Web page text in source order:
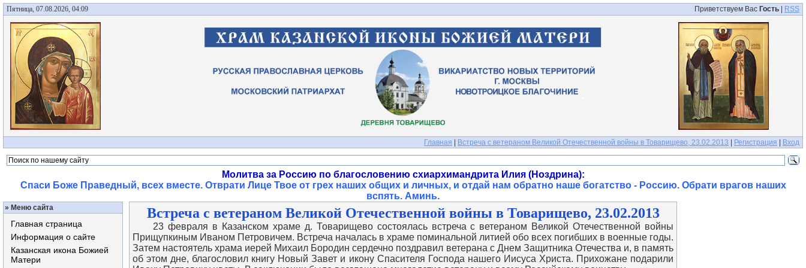
Пятница, 07.08.2026, 04:09 Приветствуем Вас Гость RSS
Главная Встреча с ветераном Великой Отечественной войны в Товарищево, 23.02.2013 Регистрация Вход
Молитва за Россию по благословению схиархимандрита Илия (Ноздрина):
Спаси Боже Праведный, всех вместе. Отврати Лице Твое от грех наших общих и личных, и отдай нам обратно наше богатство - Россию. Обрати врагов наших
вспять. Аминь.
» Меню сайта
Главная страница
Информация о сайте
Казанская икона Божией
Матери
Встреча с ветераном Великой Отечественной войны в Товарищево, 23.02.2013
23 февраля в Казанском храме д. Товарищево состоялась встреча с ветераном Великой Отечественной войны
Прищупкиным Иваном Петровичем. Встреча началась в храме поминальной литией обо всех погибших в военные годы.
Затем настоятель храма иерей Михаил Бородин сердечно поздравил ветерана с Днем Защитника Отечества и, в память
об этом дне, благословил книгу Новый Завет и икону Спасителя Господа нашего Иисуса Христа. Прихожане подарили